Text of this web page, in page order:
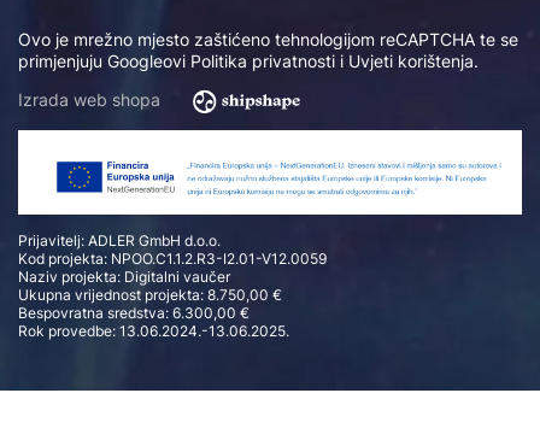
Ovo je mrežno mjesto zaštićeno tehnologijom reCAPTCHA te se
primjenjuju Googleovi Politika privatnosti i Uvjeti korištenja.
Izrada web shopa
Prijavitelj: ADLER GmbH d.o.o.
Kod projekta: NPOO.C1.1.2.R3-I2.01-V12.0059
Naziv projekta: Digitalni vaučer
Ukupna vrijednost projekta: 8.750,00 €
Bespovratna sredstva: 6.300,00 €
Rok provedbe: 13.06.2024.-13.06.2025.